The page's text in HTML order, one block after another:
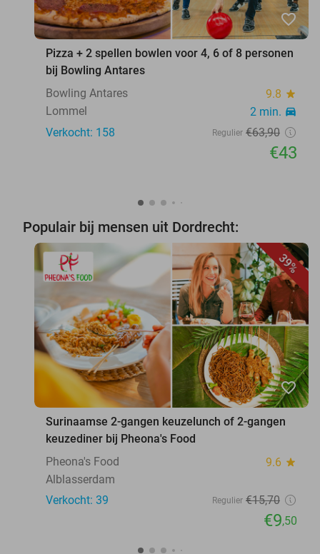
favorite_border
Pizza + 2 spellen bowlen voor 4, 6 of 8 personen
bij Bowling Antares
Bowling Antares
9.8 star
Lommel 2 min. directions_car
Verkocht: 158 Regulier €63,90
€43
Populair bij mensen uit Dordrecht:
39%
favorite_border
Surinaamse 2-gangen keuzelunch of 2-gangen
keuzediner bij Pheona's Food
Pheona's Food
9.6 star
Alblasserdam
Verkocht: 39
Regulier €15,70
€9,50